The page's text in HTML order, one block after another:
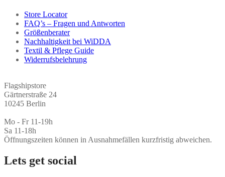
Store Locator
FAQ’s – Fragen und Antworten
Größenberater
Nachhaltigkeit bei WiDDA
Textil & Pflege Guide
Widerrufsbelehrung
Flagshipstore
Gärtnerstraße 24
10245 Berlin
Mo - Fr 11-19h
Sa 11-18h
Öffnungszeiten können in Ausnahmefällen kurzfristig abweichen.
Lets get social